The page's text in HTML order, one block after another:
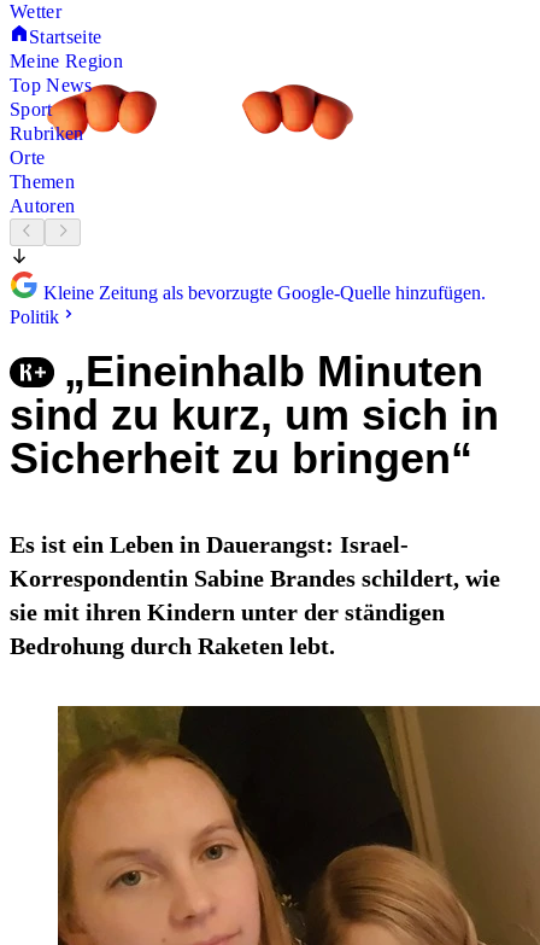
Wetter
Startseite
Meine Region
Top News
Sport
Rubriken
Orte
Themen
Autoren
Kleine Zeitung als bevorzugte Google-Quelle hinzufügen.
Politik
„Eineinhalb Minuten
sind zu kurz, um sich in
Sicherheit zu bringen“
Es ist ein Leben in Dauerangst: Israel-
Korrespondentin Sabine Brandes schildert, wie
sie mit ihren Kindern unter der ständigen
Bedrohung durch Raketen lebt.